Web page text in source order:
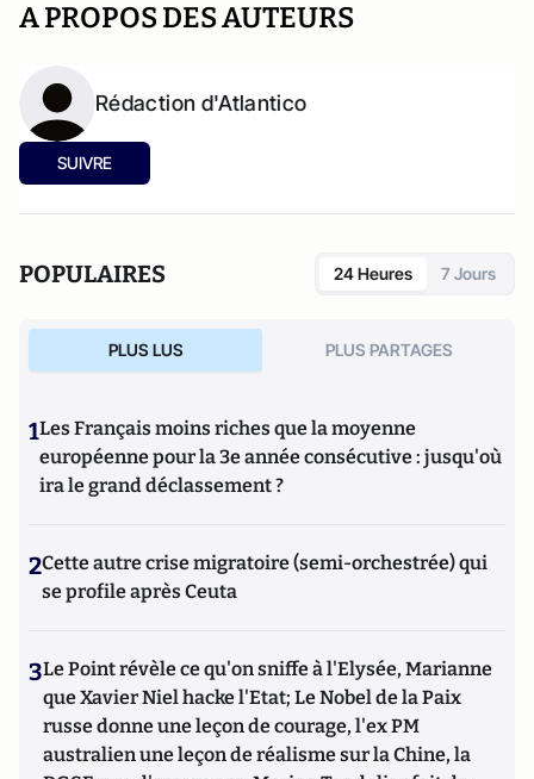
A PROPOS DES AUTEURS
Rédaction d'Atlantico
SUIVRE
POPULAIRES 24 Heures 7 Jours
PLUS LUS PLUS PARTAGES
1Les Français moins riches que la moyenne
européenne pour la 3e année consécutive : jusqu'où
ira le grand déclassement ?
2Cette autre crise migratoire (semi-orchestrée) qui
se profile après Ceuta
3Le Point révèle ce qu'on sniffe à l'Elysée, Marianne
que Xavier Niel hacke l'Etat; Le Nobel de la Paix
russe donne une leçon de courage, l'ex PM
australien une leçon de réalisme sur la Chine, la